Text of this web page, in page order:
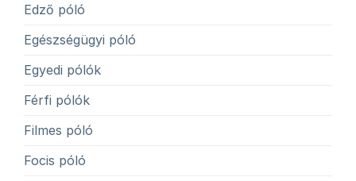
Edző póló
Egészségügyi póló
Egyedi pólók
Férfi pólók
Filmes póló
Focis póló